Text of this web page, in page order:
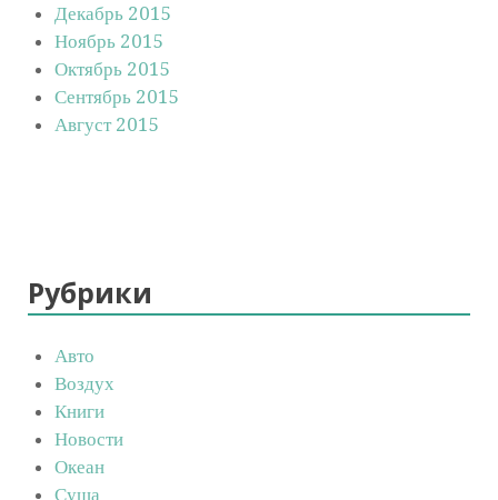
Декабрь 2015
Ноябрь 2015
Октябрь 2015
Сентябрь 2015
Август 2015
Рубрики
Авто
Воздух
Книги
Новости
Океан
Суша